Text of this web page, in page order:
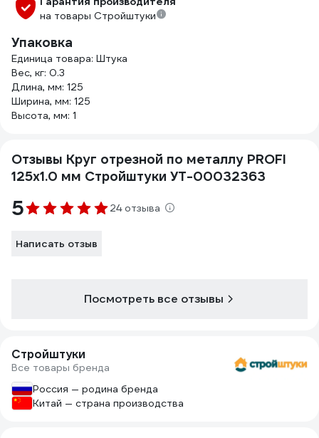
на товары Стройштуки
Упаковка
Единица товара: Штука
Вес, кг: 0.3
Длина, мм: 125
Ширина, мм: 125
Высота, мм: 1
Отзывы Круг отрезной по металлу PROFI
125x1.0 мм Стройштуки УТ-00032363
5 24 отзыва
Написать отзыв
Посмотреть все отзывы
Стройштуки
Все товары бренда
Россия — родина бренда
Китай — страна производства